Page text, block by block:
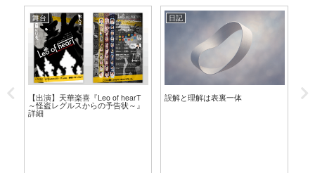
舞台
【出演】天華楽喜『Leo of hearT
～怪盗レグルスからの予告状～』
詳細
日記
誤解と理解は表裏一体